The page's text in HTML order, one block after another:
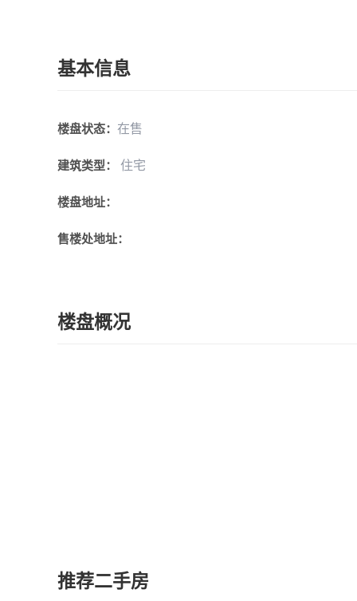
基本信息
楼盘状态： 在售
建筑类型： 住宅
楼盘地址：
售楼处地址：
楼盘概况
推荐二手房